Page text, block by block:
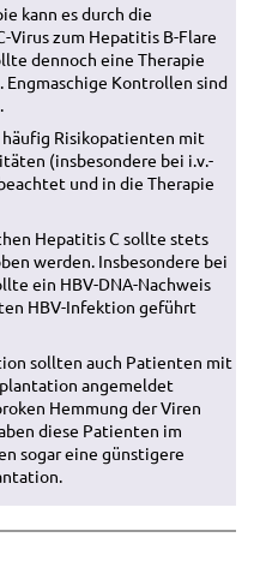
kann es durch die
Virus zum Hepatitis B-Flare
dennoch eine Therapie
Kontrollen sind
Risikopatienten mit
(insbesondere bei i.v.-
und in die Therapie
Hepatitis C sollte stets
werden. Insbesondere bei
ein HBV-DNA-Nachweis
HBV-Infektion geführt
sollten auch Patienten mit
angemeldet
Hemmung der Viren
diese Patienten im
sogar eine günstigere